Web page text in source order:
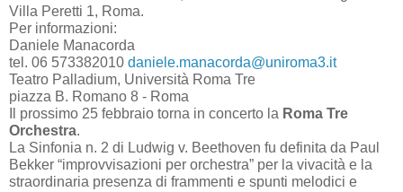
Villa Peretti 1, Roma.
Per informazioni:
Daniele Manacorda
tel. 06 573382010 daniele.manacorda@uniroma3.it
Teatro Palladium, Università Roma Tre
piazza B. Romano 8 - Roma
Il prossimo 25 febbraio torna in concerto la Roma Tre
Orchestra.
La Sinfonia n. 2 di Ludwig v. Beethoven fu definita da Paul
Bekker “improvvisazioni per orchestra” per la vivacità e la
straordinaria presenza di frammenti e spunti melodici e